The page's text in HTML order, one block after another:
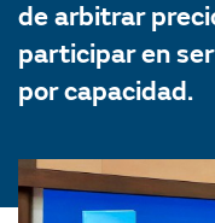
de arbitrar
participar en
por capacidad.